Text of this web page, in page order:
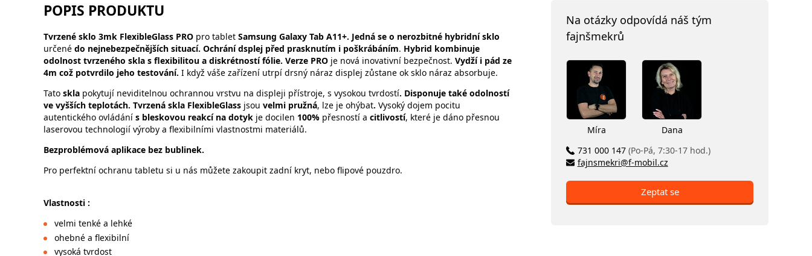
POPIS PRODUKTU
Tvrzené sklo 3mk FlexibleGlass PRO pro tablet Samsung Galaxy Tab A11+. Jedná se o nerozbitné hybridní sklo
určené do nejnebezpečnějších situací. Ochrání dsplej před prasknutím i poškrábáním. Hybrid kombinuje
odolnost tvrzeného skla s flexibilitou a diskrétností fólie. Verze PRO je nová inovativní bezpečnost. Vydží i pád ze
4m což potvrdilo jeho testování. I když váše zařízení utrpí drsný náraz displej zůstane ok sklo náraz absorbuje.
Tato skla pokytují neviditelnou ochrannou vrstvu na displeji přístroje, s vysokou tvrdostí. Disponuje také odolností
ve vyšších teplotách. Tvrzená skla FlexibleGlass jsou velmi pružná, lze je ohýbat. Vysoký dojem pocitu
autentického ovládání s bleskovou reakcí na dotyk je docilen 100% přesností a citlivostí, které je dáno přesnou
laserovou technologií výroby a flexibilními vlastnostmi materiálů.
Bezproblémová aplikace bez bublinek.
Pro perfektní ochranu tabletu si u nás můžete zakoupit zadní kryt, nebo flipové pouzdro.
Vlastnosti :
velmi tenké a lehké
ohebné a flexibilní
vysoká tvrdost
Na otázky odpovídá náš tým
fajnšmekrů
Míra
Dana
731 000 147 (Po-Pá, 7:30-17 hod.)
fajnsmekri@f-mobil.cz
Zeptat se